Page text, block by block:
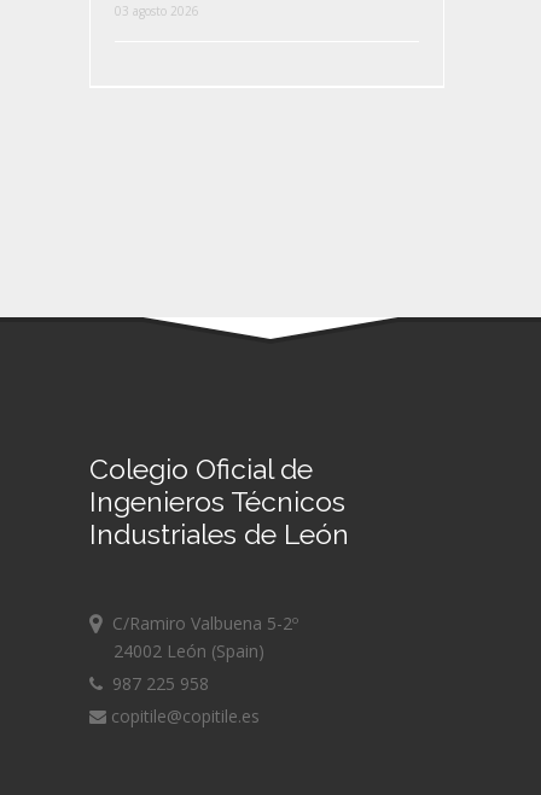
03 agosto 2026
Colegio Oficial de
Ingenieros Técnicos
Industriales de León
C/Ramiro Valbuena 5-2º
24002 León (Spain)
987 225 958
copitile@copitile.es